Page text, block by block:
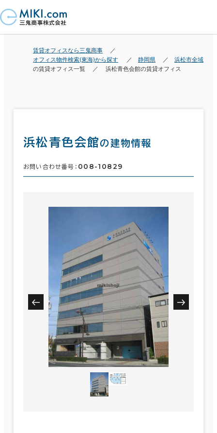
賃貸オフィスなら三鬼商事
オフィス物件検索(東海)から探す
静岡県
浜松市全域
の賃貸オフィス一覧
浜松青色会館の賃貸オフィス
浜松青色会館の建物情報
お問い合わせ番号： 008-10829